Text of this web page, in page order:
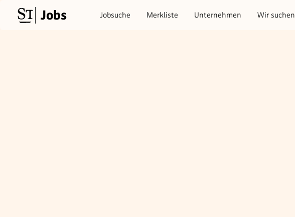
Jobs Jobsuche Merkliste Unternehmen Wir suchen